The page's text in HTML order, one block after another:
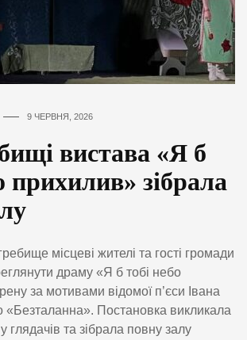
9 ЧЕРВНЯ, 2026
вистава «Я б
прихилив» зібрала
місцеві жителі та гості громади
драму «Я б тобі небо
за мотивами відомої п’єси Івана
«Безталанна». Постановка викликала
глядачів та зібрала повну залу